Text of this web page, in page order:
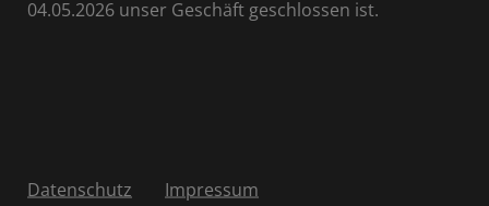
04.05.2026 unser Geschäft geschlossen ist.
Datenschutz Impressum